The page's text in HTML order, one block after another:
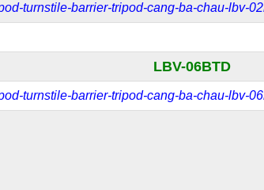
turnstile-barrier-tripod-cang-ba-chau-lbv-
LBV-06BTD
turnstile-barrier-tripod-cang-ba-chau-lbv-